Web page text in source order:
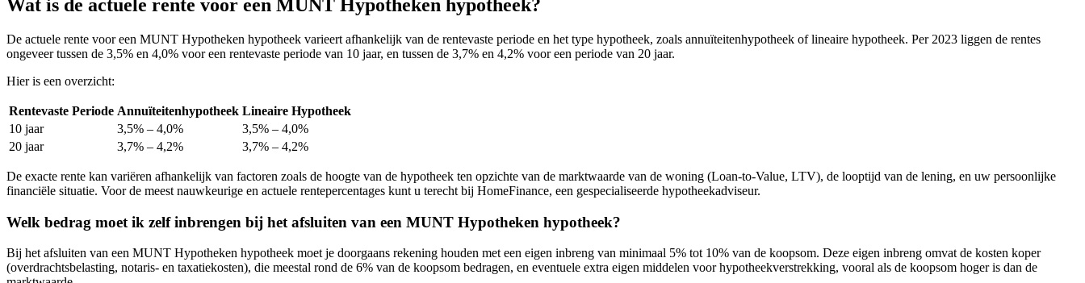
Wat is de actuele rente voor een MUNT Hypotheken hypotheek?
De actuele rente voor een MUNT Hypotheken hypotheek varieert afhankelijk van de rentevaste periode en het type hypotheek, zoals annuïteitenhypotheek of lineaire hypotheek. Per 2023 liggen de rentes
ongeveer tussen de 3,5% en 4,0% voor een rentevaste periode van 10 jaar, en tussen de 3,7% en 4,2% voor een periode van 20 jaar.
Hier is een overzicht:
Rentevaste Periode Annuïteitenhypotheek Lineaire Hypotheek
10 jaar
3,5% – 4,0%
3,5% – 4,0%
20 jaar
3,7% – 4,2% 3,7% – 4,2%
De exacte rente kan variëren afhankelijk van factoren zoals de hoogte van de hypotheek ten opzichte van de marktwaarde van de woning (Loan-to-Value, LTV), de looptijd van de lening, en uw persoonlijke
financiële situatie. Voor de meest nauwkeurige en actuele rentepercentages kunt u terecht bij HomeFinance, een gespecialiseerde hypotheekadviseur.
Welk bedrag moet ik zelf inbrengen bij het afsluiten van een MUNT Hypotheken hypotheek?
Bij het afsluiten van een MUNT Hypotheken hypotheek moet je doorgaans rekening houden met een eigen inbreng van minimaal 5% tot 10% van de koopsom. Deze eigen inbreng omvat de kosten koper
(overdrachtsbelasting, notaris- en taxatiekosten), die meestal rond de 6% van de koopsom bedragen, en eventuele extra eigen middelen voor hypotheekverstrekking, vooral als de koopsom hoger is dan de